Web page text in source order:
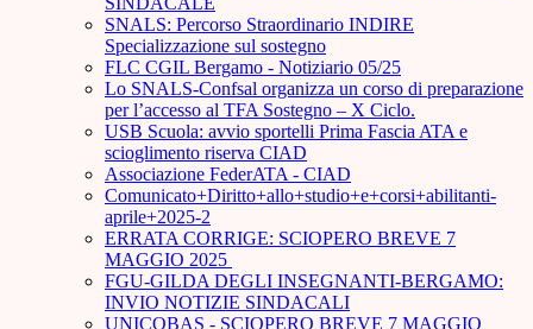
SNALS: Percorso Straordinario INDIRE
Specializzazione sul sostegno
FLC CGIL Bergamo - Notiziario 05/25
Lo SNALS-Confsal organizza un corso di preparazione
per l’accesso al TFA Sostegno – X Ciclo.
USB Scuola: avvio sportelli Prima Fascia ATA e
scioglimento riserva CIAD
Associazione FederATA - CIAD
Comunicato+Diritto+allo+studio+e+corsi+abilitanti-
aprile+2025-2
ERRATA CORRIGE: SCIOPERO BREVE 7
MAGGIO 2025
FGU-GILDA DEGLI INSEGNANTI-BERGAMO:
INVIO NOTIZIE SINDACALI
UNICOBAS - SCIOPERO BREVE 7 MAGGIO